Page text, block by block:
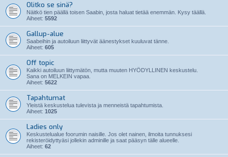
Olitko se sinä?
Näitkö tien päällä toisen Saabin, josta haluat tietää enemmän. Kysy täällä.
Aiheet: 5592
Gallup-alue
Saabeihin ja autoiluun liittyvät äänestykset kuuluvat tänne.
Aiheet: 605
Off topic
Kaikki autoiluun liittymätön, mutta muuten HYÖDYLLINEN keskustelu.
Sana on MELKEIN vapaa.
Aiheet: 5622
Tapahtumat
Yleistä keskustelua tulevista ja menneistä tapahtumista.
Aiheet: 1025
Ladies only
Keskustelualue foorumin naisille. Jos olet nainen, ilmoita tunnuksesi
rekisteröidyttyäsi jollekin adminille ja saat pääsyn tälle alueelle.
Aiheet: 62